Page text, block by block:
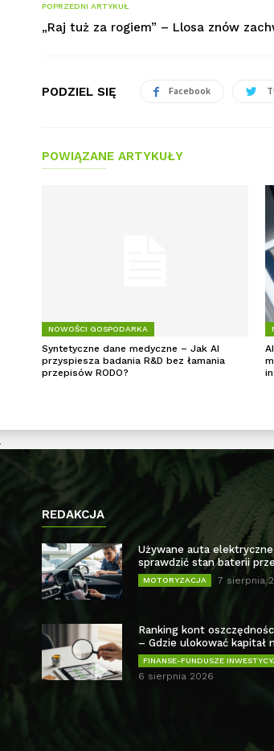
POPRZEDNI ARTYKUŁ
„Raj tuż za rogiem” – Llosa znów
PODZIEL SIĘ Facebook
POWIĄZANE ARTYKUŁY
NOWOŚCI GOSPODARKA
Syntetyczne dane medyczne – Jak AI
przyspiesza badania R&D bez łamania
przepisów RODO?
REDAKCJA
Używane auta
sprawdzić stan baterii
MOTORYZACJA 7 sierpnia
Ranking kont
– Gdzie ulokować kapitał
FINANSE-FUNDUSZE
6 sierpnia 2026